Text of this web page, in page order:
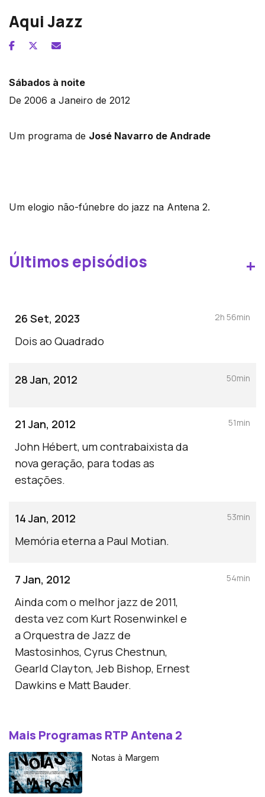
Aqui Jazz
Sábados à noite
De 2006 a Janeiro de 2012
Um programa de José Navarro de Andrade
Um elogio não-fúnebre do jazz na Antena 2.
Últimos episódios +
26 Set, 2023
Dois ao Quadrado
2h 56min
28 Jan, 2012 50min
21 Jan, 2012
John Hébert, um contrabaixista da
nova geração, para todas as
estações.
51min
14 Jan, 2012
Memória eterna a Paul Motian.
53min
7 Jan, 2012
Ainda com o melhor jazz de 2011,
desta vez com Kurt Rosenwinkel e
a Orquestra de Jazz de
Mastosinhos, Cyrus Chestnun,
Gearld Clayton, Jeb Bishop, Ernest
Dawkins e Matt Bauder.
54min
Mais Programas RTP Antena 2
Notas à Margem